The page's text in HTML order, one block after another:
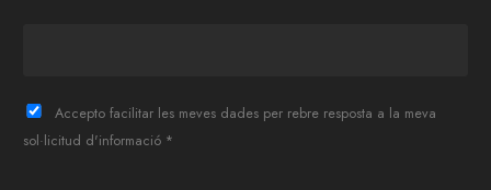
è
Accepto facilitar les meves dades per rebre resposta a la meva
sol·licitud d'informació *